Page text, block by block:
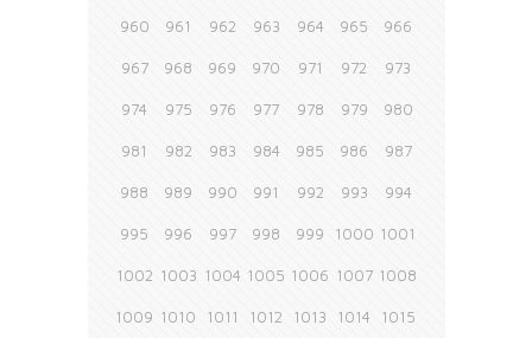
960 961 962 963 964 965 966
967 968 969 970 971 972 973
974 975 976 977 978 979 980
981 982 983 984 985 986 987
988 989 990 991 992 993 994
995 996 997 998 999 1000 1001
1002 1003 1004 1005 1006 1007 1008
1009 1010 1011 1012 1013 1014 1015